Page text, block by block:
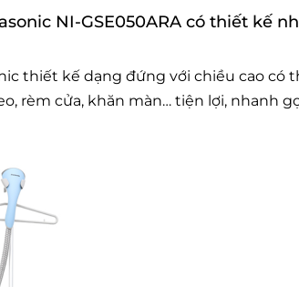
NI-GSE050ARA có thiết kế
thiết kế dạng đứng với chiều cao có
rèm cửa, khăn màn… tiện lợi, nhanh